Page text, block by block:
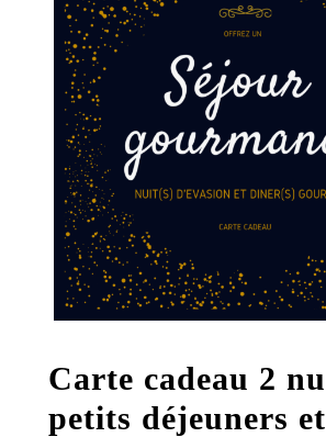
Carte cadeau 2
petits déjeuners